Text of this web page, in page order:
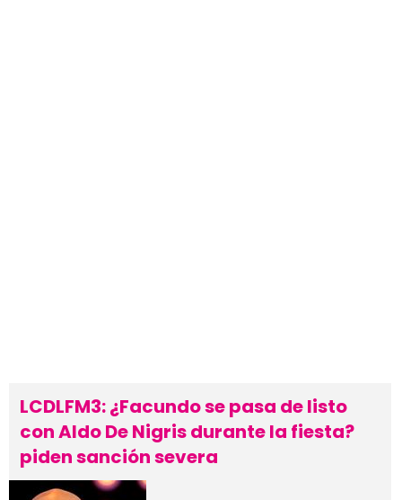
LCDLFM3: ¿Facundo se pasa de listo
con Aldo De Nigris durante la fiesta?
piden sanción severa